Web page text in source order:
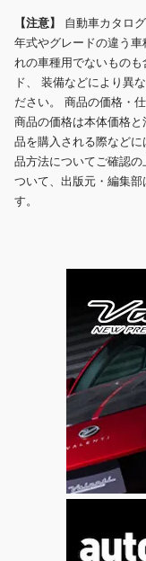
【注意】 自動車カタロ
年式やグレードの違う
れの車種用でないもの
ド、 装備などにより異
ださい。 商品の価格・
商品の価格は本体価格
品を購入される際など
品方法についてご確認
ついて、出版元・編集
す。